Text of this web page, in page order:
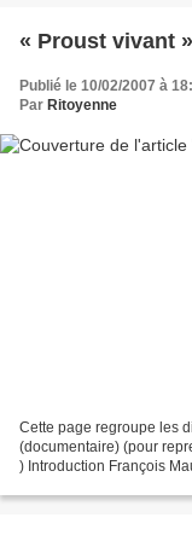
« Proust vivant »
Publié le 10/02/2007 à
Par Ritoyenne
Cette page regroupe les
(documentaire) (pour
) Introduction François